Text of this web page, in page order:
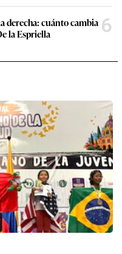
derecha: cuánto cambia
la Espriella
6